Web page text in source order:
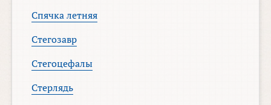
Спячка летняя
Стегозавр
Стегоцефалы
Стерлядь